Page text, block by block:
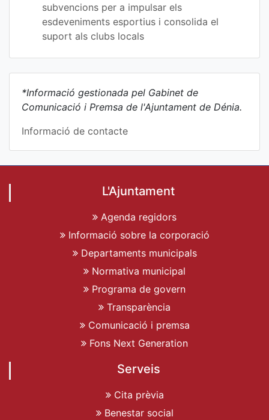
subvencions per a impulsar els
esdeveniments esportius i consolida el
suport als clubs locals
*Informació gestionada pel Gabinet de
Comunicació i Premsa de l'Ajuntament de Dénia.
Informació de contacte
L'Ajuntament
Agenda regidors
Informació sobre la corporació
Departaments municipals
Normativa municipal
Programa de govern
Transparència
Comunicació i premsa
Fons Next Generation
Serveis
Cita prèvia
Benestar social